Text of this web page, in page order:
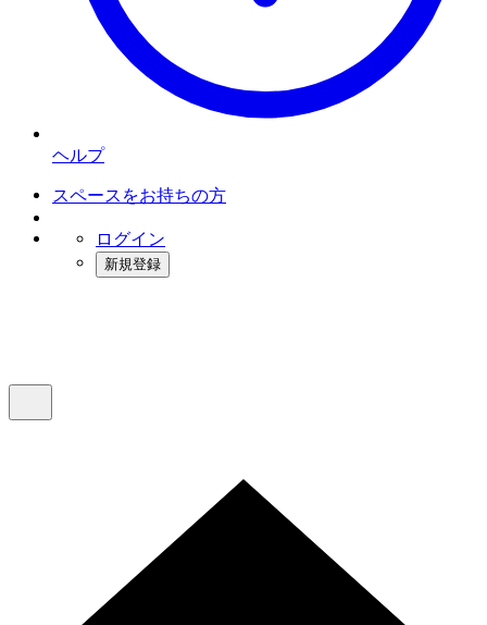
ヘルプ
スペースをお持ちの方
ログイン
新規登録